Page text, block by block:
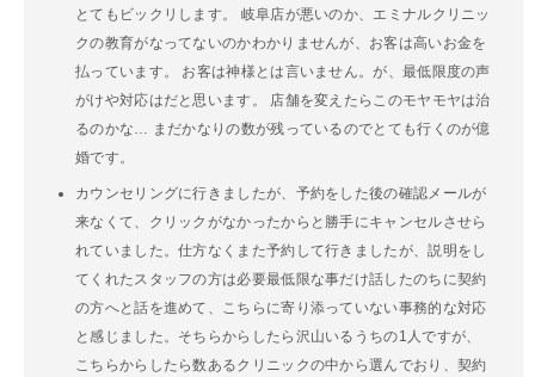
とてもビックリします。 岐阜店が悪いのか、エミナルクリニッ
クの教育がなってないのかわかりませんが、お客は高いお金を
払っています。 お客は神様とは言いません。が、最低限度の声
がけや対応はだと思います。 店舗を変えたらこのモヤモヤは治
るのかな… まだかなりの数が残っているのでとても行くのが億
婚です。
カウンセリングに行きましたが、予約をした後の確認メールが
来なくて、クリックがなかったからと勝手にキャンセルさせら
れていました。仕方なくまた予約して行きましたが、説明をし
てくれたスタッフの方は必要最低限な事だけ話したのちに契約
の方へと話を進めて、こちらに寄り添っていない事務的な対応
と感じました。そちらからしたら沢山いるうちの1人ですが、
こちらからしたら数あるクリニックの中から選んでおり、契約